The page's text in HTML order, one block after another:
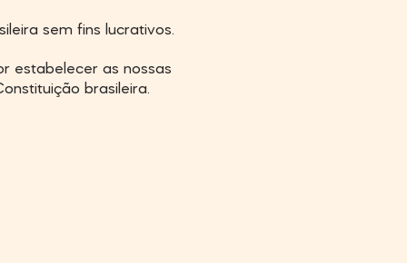
sem fins lucrativos.
estabelecer as nossas
brasileira.